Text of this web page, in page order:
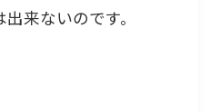
来ないのです。